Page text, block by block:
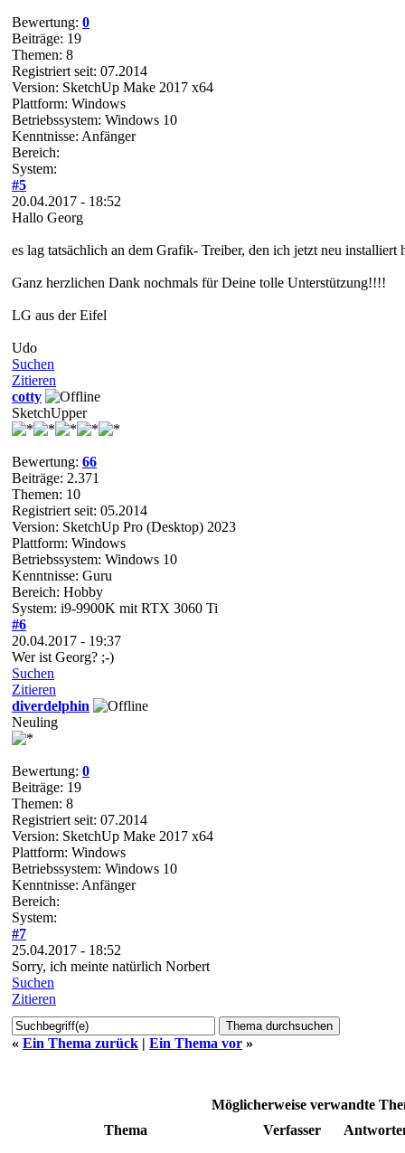
Bewertung: 0
Beiträge: 19
Themen: 8
Registriert seit: 07.2014
Version: SketchUp Make 2017 x64
Plattform: Windows
Betriebssystem: Windows 10
Kenntnisse: Anfänger
Bereich:
System:
#5
20.04.2017 - 18:52
Hallo Georg
es lag tatsächlich an dem Grafik- Treiber, den ich jetzt neu installiert
Ganz herzlichen Dank nochmals für Deine tolle Unterstützung!!!!
LG aus der Eifel
Udo
Suchen
Zitieren
cotty
SketchUpper
Bewertung: 66
Beiträge: 2.371
Themen: 10
Registriert seit: 05.2014
Version: SketchUp Pro (Desktop) 2023
Plattform: Windows
Betriebssystem: Windows 10
Kenntnisse: Guru
Bereich: Hobby
System: i9-9900K mit RTX 3060 Ti
#6
20.04.2017 - 19:37
Wer ist Georg? ;-)
Suchen
Zitieren
diverdelphin
Neuling
Bewertung: 0
Beiträge: 19
Themen: 8
Registriert seit: 07.2014
Version: SketchUp Make 2017 x64
Plattform: Windows
Betriebssystem: Windows 10
Kenntnisse: Anfänger
Bereich:
System:
#7
25.04.2017 - 18:52
Sorry, ich meinte natürlich Norbert
Suchen
Zitieren
« Ein Thema zurück | Ein Thema vor »
Möglicherweise verwandte
Thema
Verfasser